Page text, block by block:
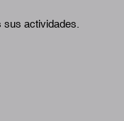
actividades.